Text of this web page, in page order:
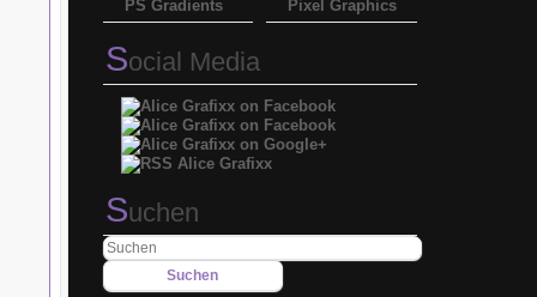
Pixel Graphics
PS Gradients
Social Media
Suchen